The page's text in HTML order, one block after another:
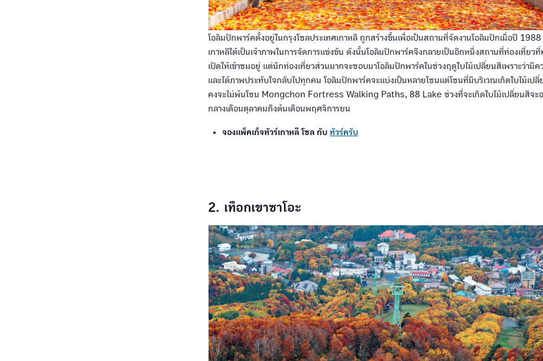
โอลิมปิกพาร์คตั้งอยู่ในกรุงโซลประเทศเกาหลี ถูกสร้างขึ้นเพื่อเป็นสถานที่จัดงานโอลิมปิกเมื่อปี 1988
เกาหลีใต้เป็นเจ้าภาพในการจัดการแข่งขัน ดังนั้นโอลิมปิกพาร์คจึงกลายเป็นอีกหนึ่งสถานที่ท่องเที่ยว
เปิดให้เข้าชมอยู่ แต่นักท่องเที่ยวส่วนมากจะชอบมาโอลิมปิกพาร์คในช่วงฤดูใบไม้เปลี่ยนสีเพราะว่ามีค
และได้ภาพประทับใจกลับไปทุกคน โอลิมปิกพาร์คจะแบ่งเป็นหลายโซนแต่โซนที่มีบริเวณเกิดใบไม้เป
คงจะไม่พ้นโซน Mongchon Fortress Walking Paths, 88 Lake ช่วงที่จะเกิดใบไม้เปลี่ยนสีจะ
กลางเดือนตุลาคมถึงต้นเดือนพฤศจิการยน
จองแพ็คเก็จทัวร์เกาหลี โซล กับ ทัวร์ครับ
2. เทือกเขาซาโอะ